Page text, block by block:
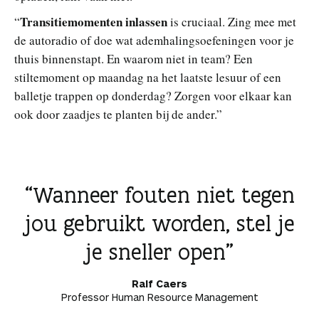
“Transitiemomenten inlassenis cruciaal. Zing mee met
de autoradio of doe wat ademhalingsoefeningen voor je
thuis binnenstapt. En waarom niet in team? Een
stiltemoment op maandag na het laatste lesuur of een
balletje trappen op donderdag? Zorgen voor elkaar kan
ook door zaadjes te planten bij de ander.”
Wanneer fouten niet tegen
jou gebruikt worden, stel je
je sneller open
Ralf Caers
Professor Human Resource Management